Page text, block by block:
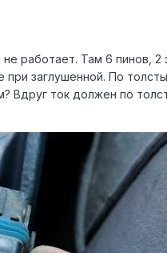
работает. Там 6 пинов,
заглушенной. По
Вдруг ток должен по